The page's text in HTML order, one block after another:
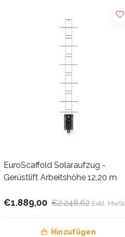
EuroScaffold Solaraufzug -
Gerüstlift Arbeitshöhe 12,20 m
€1.889,00 €2.248,62 Exkl. MwSt
Hinzufügen